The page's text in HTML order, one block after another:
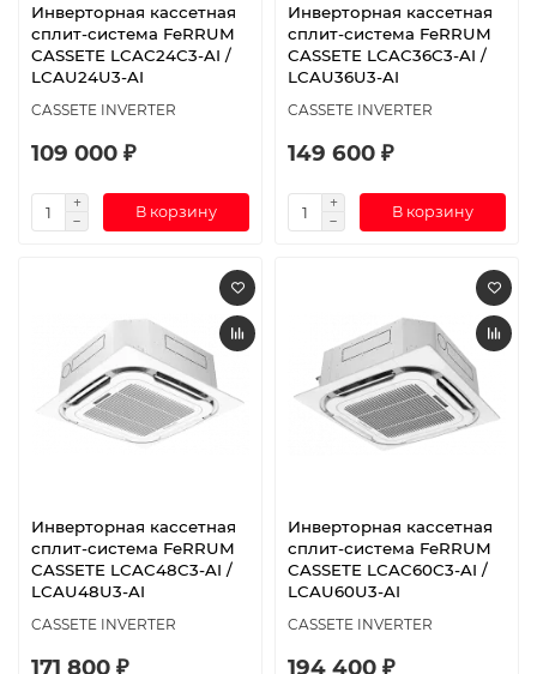
Инверторная кассетная
сплит-система FeRRUM
CASSETE LCAC24C3-AI /
LCAU24U3-AI
CASSETE INVERTER
109 000 ₽
В корзину
Инверторная кассетная
сплит-система FeRRUM
CASSETE LCAC36C3-AI /
LCAU36U3-AI
CASSETE INVERTER
149 600 ₽
В корзину
Инверторная кассетная
сплит-система FeRRUM
CASSETE LCAC48C3-AI /
LCAU48U3-AI
CASSETE INVERTER
171 800 ₽
Инверторная кассетная
сплит-система FeRRUM
CASSETE LCAC60C3-AI /
LCAU60U3-AI
CASSETE INVERTER
194 400 ₽